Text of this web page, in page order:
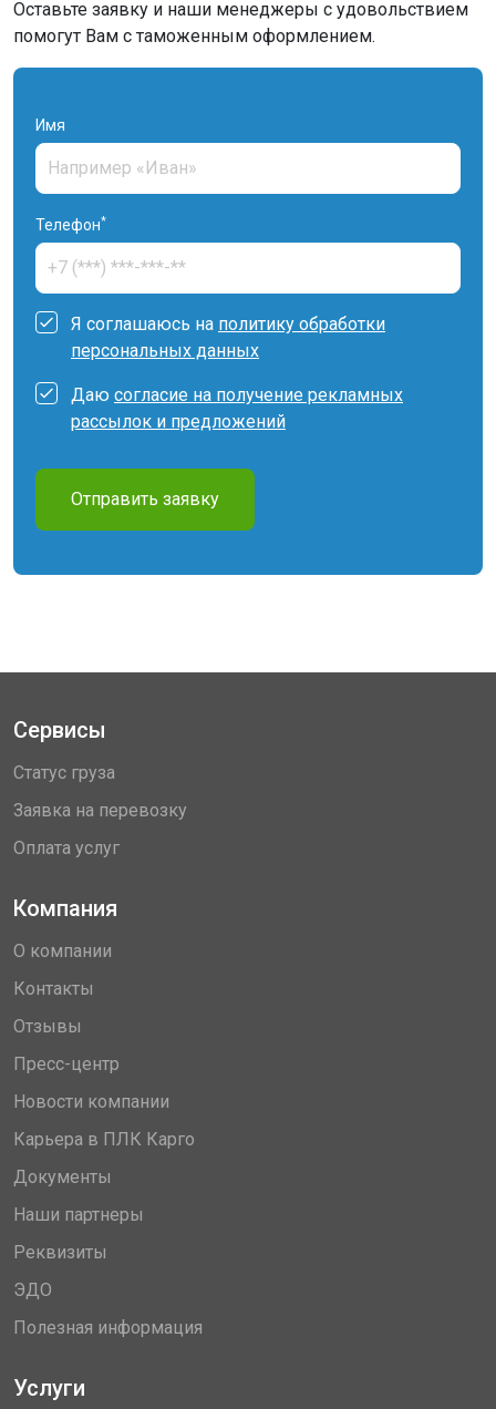
Оставьте заявку и наши менеджеры с удовольствием
помогут Вам с таможенным оформлением.
Имя
Телефон*
Я соглашаюсь на политику обработки
персональных данных
Даю согласие на получение рекламных
рассылок и предложений
Отправить заявку
Сервисы
Статус груза
Заявка на перевозку
Оплата услуг
Компания
О компании
Контакты
Отзывы
Пресс-центр
Новости компании
Карьера в ПЛК Карго
Документы
Наши партнеры
Реквизиты
ЭДО
Полезная информация
Услуги